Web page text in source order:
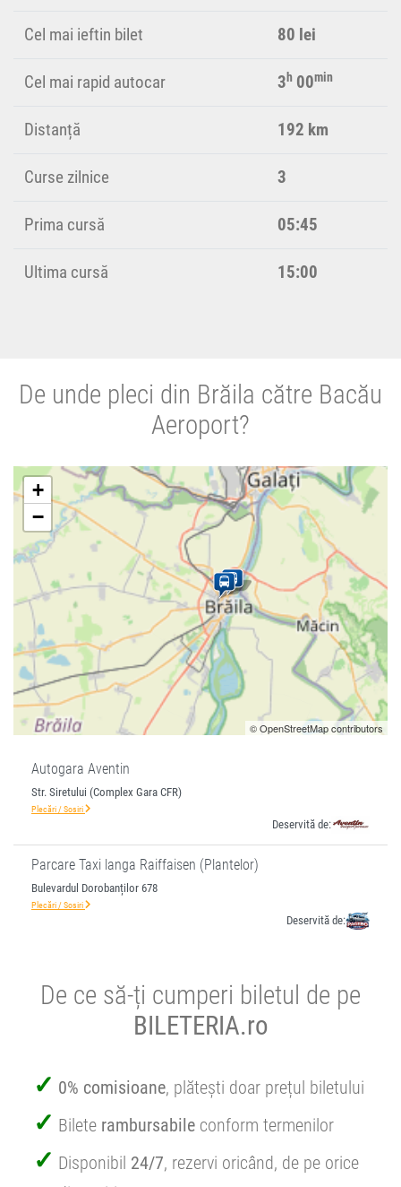
Cel mai ieftin bilet 80 lei
Cel mai rapid autocar 3h 00min
Distanță 192 km
Curse zilnice 3
Prima cursă 05:45
Ultima cursă 15:00
De unde pleci din Brăila către Bacău
Aeroport?
+
−
© OpenStreetMap contributors
Autogara Aventin
Str. Siretului (Complex Gara CFR)
Plecări / Sosiri
Deservită de:
Parcare Taxi langa Raiffaisen (Plantelor)
Bulevardul Dorobanților 678
Plecări / Sosiri
Deservită de:
De ce să-ți cumperi biletul de pe
BILETERIA.ro
0% comisioane, plătești doar prețul biletului
Bilete rambursabile conform termenilor
Disponibil 24/7, rezervi oricând, de pe orice